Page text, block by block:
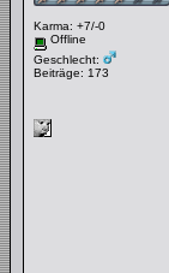
Karma: +7/-0
Offline
Geschlecht:
Beiträge: 173